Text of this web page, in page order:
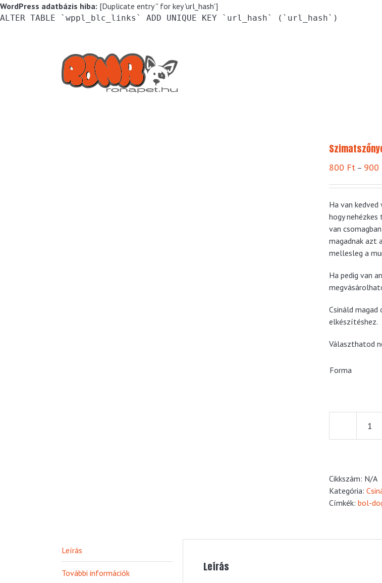
WordPress adatbázis hiba: [Duplicate entry '' for key 'url_hash']
ALTER TABLE `wppl_blc_links` ADD UNIQUE KEY `url_hash` (`url_hash`)
800 Ft – 900
Ha van
hogy
van
magadnak azt
mellesleg a
Ha pedig van
Csináld
elkészítéshez.
Választhatod
Forma
Cikkszám: N/A
Kategória:
Címkék: bol-
Leírás
További információk Leírás